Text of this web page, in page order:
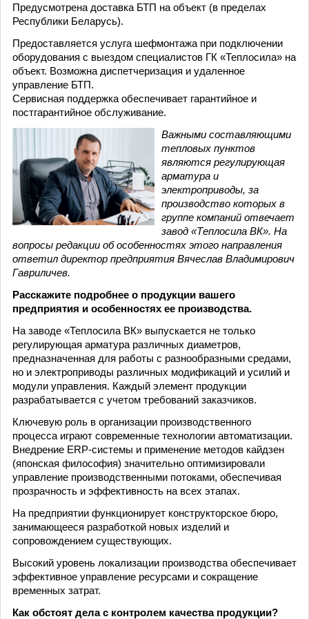
Предусмотрена доставка БТП на объект (в пределах
Республики Беларусь).
Предоставляется услуга шефмонтажа при подключении
оборудования с выездом специалистов ГК «Теплосила» на
объект. Возможна диспетчеризация и удаленное
управление БТП.
Сервисная поддержка обеспечивает гарантийное и
постгарантийное обслуживание.
Важными составляющими
тепловых пунктов
являются регулирующая
арматура и
электроприводы, за
производство которых в
группе компаний отвечает
завод «Теплосила ВК». На
вопросы редакции об особенностях этого направления
ответил директор предприятия Вячеслав Владимирович
Гавриличев.
Расскажите подробнее о продукции вашего
предприятия и особенностях ее производства.
На заводе «Теплосила ВК» выпускается не только
регулирующая арматура различных диаметров,
предназначенная для работы с разнообразными средами,
но и электроприводы различных модификаций и усилий и
модули управления. Каждый элемент продукции
разрабатывается с учетом требований заказчиков.
Ключевую роль в организации производственного
процесса играют современные технологии автоматизации.
Внедрение ERP-системы и применение методов кайдзен
(японская философия) значительно оптимизировали
управление производственными потоками, обеспечивая
прозрачность и эффективность на всех этапах.
На предприятии функционирует конструкторское бюро,
занимающееся разработкой новых изделий и
сопровождением существующих.
Высокий уровень локализации производства обеспечивает
эффективное управление ресурсами и сокращение
временных затрат.
Как обстоят дела с контролем качества продукции?